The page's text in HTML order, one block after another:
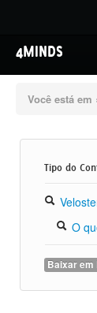
4MINDS
Você está em
Tipo do
O
Baixar em